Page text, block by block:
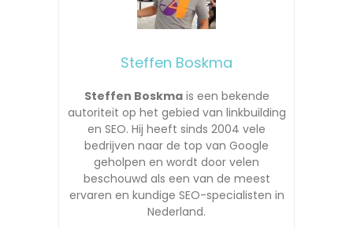
Steffen Boskma
Steffen Boskmais een bekende
autoriteit op het gebied van linkbuilding
en SEO. Hij heeft sinds 2004 vele
bedrijven naar de top van Google
geholpen en wordt door velen
beschouwd als een van de meest
ervaren en kundige SEO-specialisten in
Nederland.